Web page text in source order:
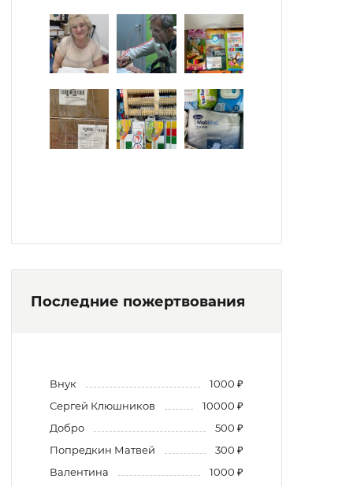
Последние пожертвования
Внук
1000 ₽
Сергей Клюшников
10000 ₽
Добро
500 ₽
Попредкин Матвей
300 ₽
Валентина
1000 ₽